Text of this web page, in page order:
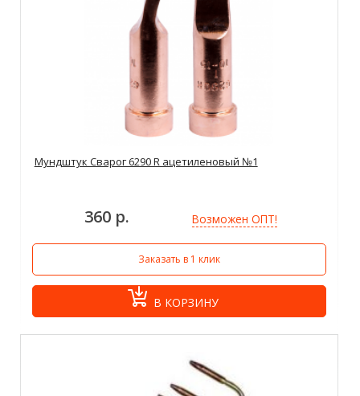
Мундштук Сварог 6290 R ацетиленовый №1
360 р. Возможен ОПТ!
Заказать в 1 клик
В КОРЗИНУ